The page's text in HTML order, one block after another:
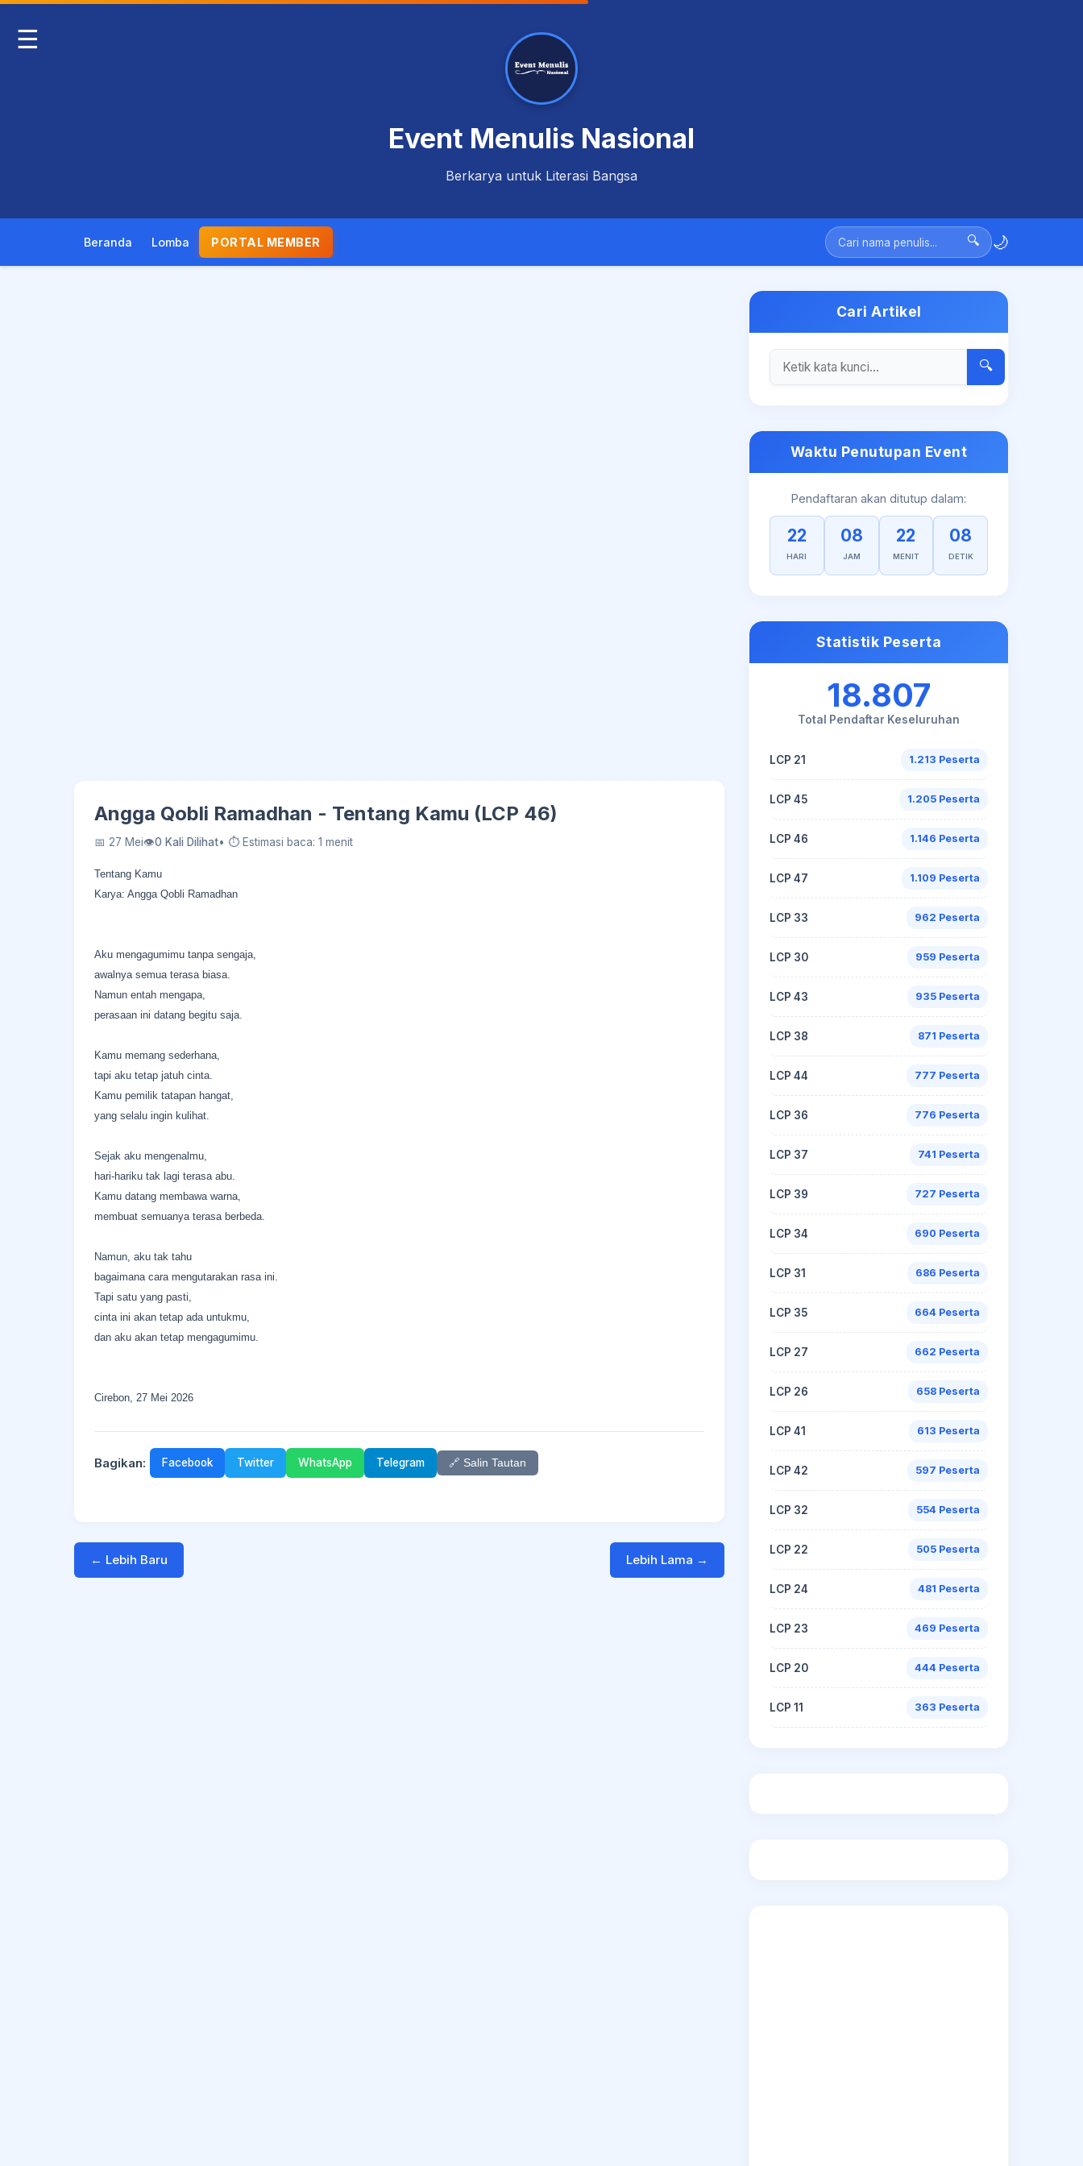
☰
Event Menulis Nasional
Berkarya untuk Literasi Bangsa
Beranda Lomba PORTAL MEMBER 🔍 🌙
Angga Qobli Ramadhan - Tentang Kamu (LCP 46)
📅 27 Mei👁0 Kali Dilihat• ⏱ Estimasi baca: 1 menit
Tentang Kamu
Karya: Angga Qobli Ramadhan
Aku mengagumimu tanpa sengaja,
awalnya semua terasa biasa.
Namun entah mengapa,
perasaan ini datang begitu saja.
Kamu memang sederhana,
tapi aku tetap jatuh cinta.
Kamu pemilik tatapan hangat,
yang selalu ingin kulihat.
Sejak aku mengenalmu,
hari-hariku tak lagi terasa abu.
Kamu datang membawa warna,
membuat semuanya terasa berbeda.
Namun, aku tak tahu
bagaimana cara mengutarakan rasa ini.
Tapi satu yang pasti,
cinta ini akan tetap ada untukmu,
dan aku akan tetap mengagumimu.
Cirebon, 27 Mei 2026
Bagikan: Facebook Twitter WhatsApp Telegram 🔗 Salin Tautan
← Lebih Baru Lebih Lama →
Cari Artikel
🔍
Waktu Penutupan Event
Pendaftaran akan ditutup dalam:
22
HARI
08
JAM
22
MENIT
08
DETIK
Statistik Peserta
18.807
Total Pendaftar Keseluruhan
LCP 21 1.213 Peserta
LCP 45 1.205 Peserta
LCP 46 1.146 Peserta
LCP 47 1.109 Peserta
LCP 33 962 Peserta
LCP 30 959 Peserta
LCP 43 935 Peserta
LCP 38 871 Peserta
LCP 44 777 Peserta
LCP 36 776 Peserta
LCP 37 741 Peserta
LCP 39 727 Peserta
LCP 34 690 Peserta
LCP 31 686 Peserta
LCP 35 664 Peserta
LCP 27 662 Peserta
LCP 26 658 Peserta
LCP 41 613 Peserta
LCP 42 597 Peserta
LCP 32 554 Peserta
LCP 22 505 Peserta
LCP 24 481 Peserta
LCP 23 469 Peserta
LCP 20 444 Peserta
LCP 11 363 Peserta